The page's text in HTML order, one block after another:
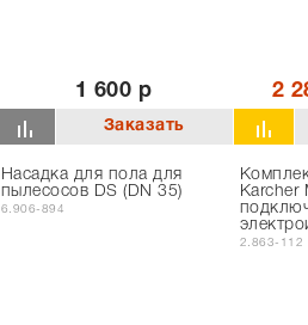
1 600 р 2
Насадка для пола для
пылесосов DS (DN 35)
6.906-894
Karcher
2.863-112